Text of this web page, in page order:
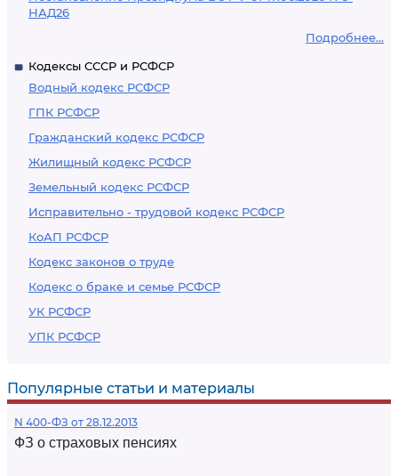
НАД26
Подробнее...
Кодексы СССР и РСФСР
Водный кодекс РСФСР
ГПК РСФСР
Гражданский кодекс РСФСР
Жилищный кодекс РСФСР
Земельный кодекс РСФСР
Исправительно - трудовой кодекс РСФСР
КоАП РСФСР
Кодекс законов о труде
Кодекс о браке и семье РСФСР
УК РСФСР
УПК РСФСР
Популярные статьи и материалы
N 400-ФЗ от 28.12.2013
ФЗ о страховых пенсиях